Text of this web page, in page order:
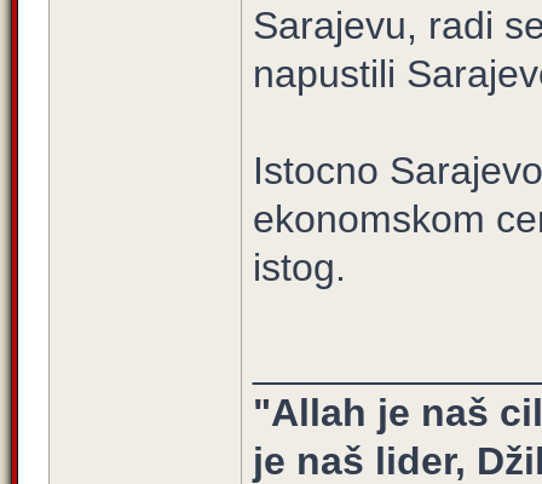
Sarajevu, radi
napustili
Istocno
ekonomskom
istog.
"Allah je naš
je naš lider,